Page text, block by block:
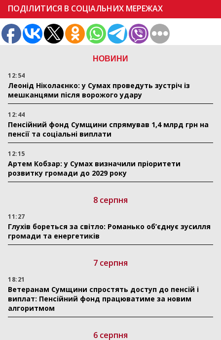
НОВИНИ
12:54
Леонід Ніколаєнко: у Сумах проведуть зустріч із
мешканцями після ворожого удару
12:44
Пенсійний фонд Сумщини спрямував 1,4 млрд грн на
пенсії та соціальні виплати
12:15
Артем Кобзар: у Сумах визначили пріоритети
розвитку громади до 2029 року
8 серпня
11:27
Глухів бореться за світло: Романько об’єднує зусилля
громади та енергетиків
7 серпня
18:21
Ветеранам Сумщини спростять доступ до пенсій і
виплат: Пенсійний фонд працюватиме за новим
алгоритмом
6 серпня
ПОДІЛИТИСЯ В СОЦІАЛЬНИХ МЕРЕЖАХ